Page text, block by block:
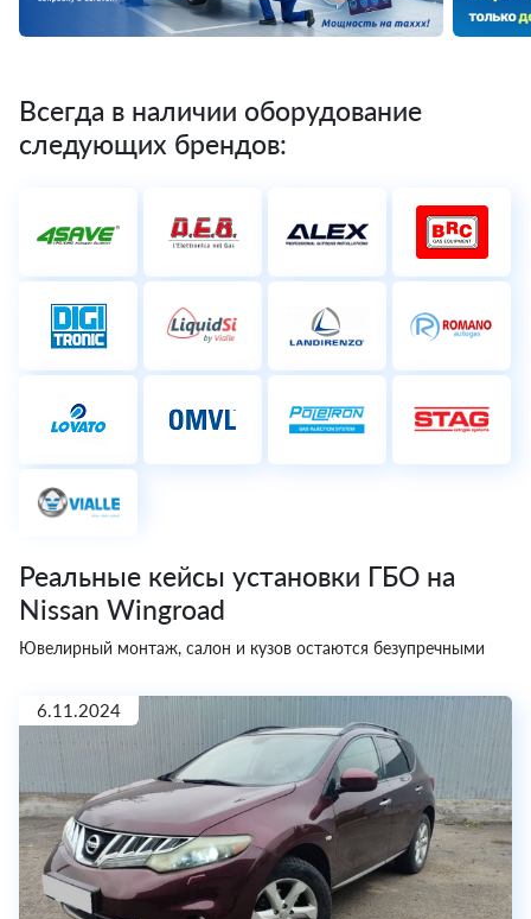
Всегда в наличии оборудование
следующих брендов:
Реальные кейсы установки ГБО на
Nissan Wingroad
Ювелирный монтаж, салон и кузов остаются безупречными
6.11.2024